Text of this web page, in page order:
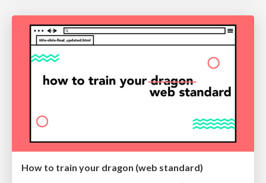
How to train your dragon (web standard)